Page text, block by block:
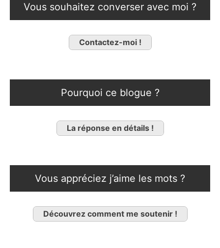
Vous souhaitez converser avec moi ?
Contactez-moi !
Pourquoi ce blogue ?
La réponse en détails !
Vous appréciez j’aime les mots ?
Découvrez comment me soutenir !